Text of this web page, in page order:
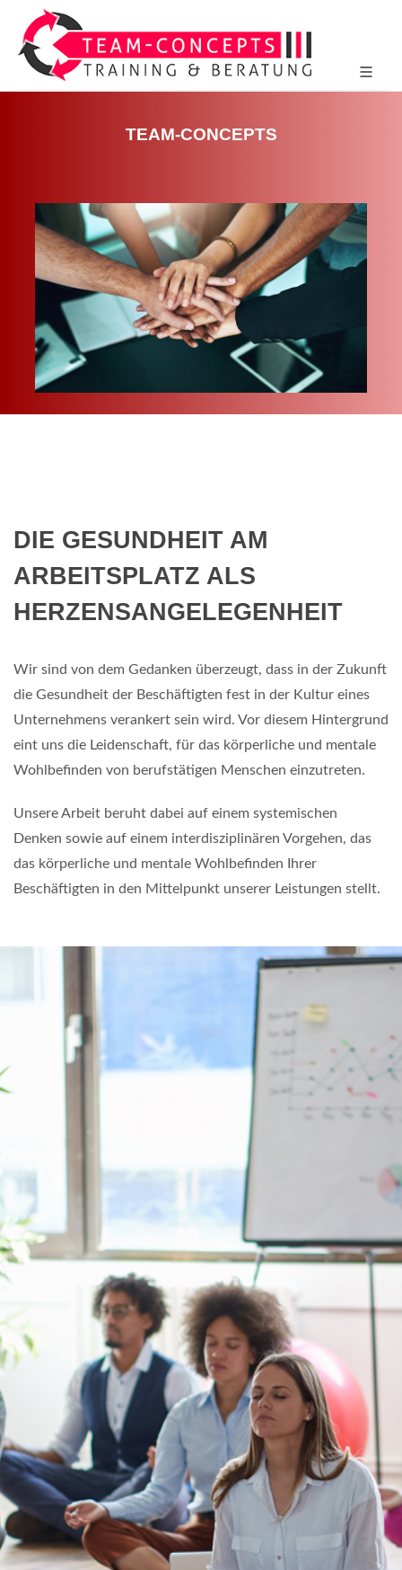
TEAM-CONCEPTS
DIE GESUNDHEIT AM
ARBEITSPLATZ ALS
HERZENSANGELEGENHEIT
Wir sind von dem Gedanken überzeugt, dass in der Zukunft
die Gesundheit der Beschäftigten fest in der Kultur eines
Unternehmens verankert sein wird. Vor diesem Hintergrund
eint uns die Leidenschaft, für das körperliche und mentale
Wohlbefinden von berufstätigen Menschen einzutreten.
Unsere Arbeit beruht dabei auf einem systemischen
Denken sowie auf einem interdisziplinären Vorgehen, das
das körperliche und mentale Wohlbefinden Ihrer
Beschäftigten in den Mittelpunkt unserer Leistungen stellt.